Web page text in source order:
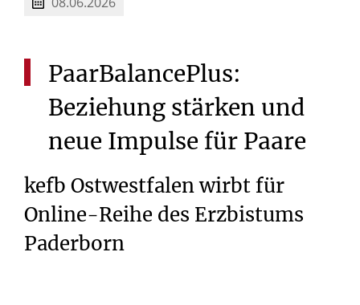
PaarBalancePlus:
Beziehung stärken und
neue Impulse für Paare
kefb Ostwestfalen wirbt für
Online-Reihe des Erzbistums
Paderborn